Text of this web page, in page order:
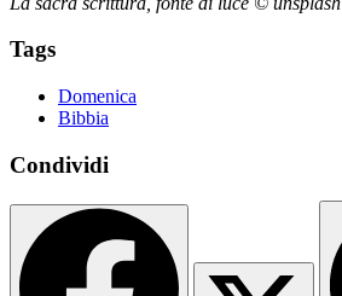
Tags
Domenica
Bibbia
Condividi